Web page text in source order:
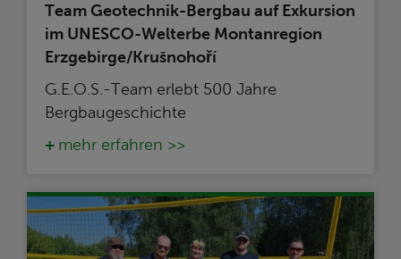
Team Geotechnik-Bergbau auf Exkursion
im UNESCO-Welterbe Montanregion
Erzgebirge/Krušnohoří
G.E.O.S.-Team erlebt 500 Jahre
Bergbaugeschichte
mehr erfahren >>